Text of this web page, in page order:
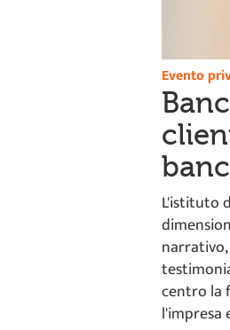
Evento
L'istituto
centro la
l'impresa